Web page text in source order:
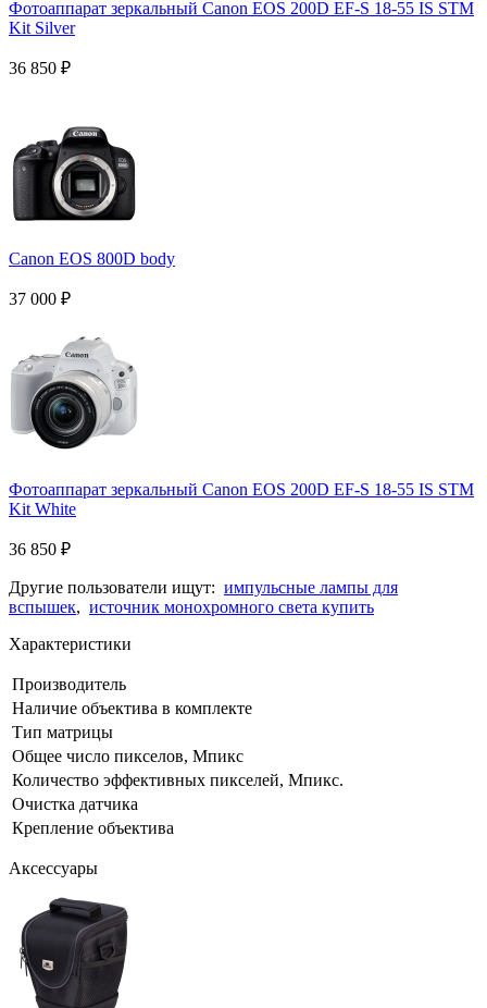
Фотоаппарат зеркальный Canon EOS 200D EF-S 18-55 IS STM
Kit Silver
36 850 ₽
Canon EOS 800D body
37 000 ₽
Фотоаппарат зеркальный Canon EOS 200D EF-S 18-55 IS STM
Kit White
36 850 ₽
Другие пользователи ищут: импульсные лампы для
вспышек, источник монохромного света купить
Характеристики
Производитель
Наличие объектива в комплекте
Тип матрицы
Общее число пикселов, Мпикс
Количество эффективных пикселей, Мпикс.
Очистка датчика
Крепление объектива
Аксессуары